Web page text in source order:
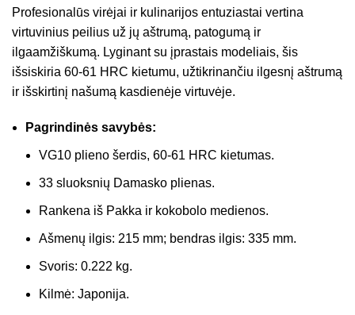
Profesionalūs virėjai ir kulinarijos entuziastai vertina
virtuvinius peilius už jų aštrumą, patogumą ir
ilgaamžiškumą. Lyginant su įprastais modeliais, šis
išsiskiria 60-61 HRC kietumu, užtikrinančiu ilgesnį aštrumą
ir išskirtinį našumą kasdienėje virtuvėje.
Pagrindinės savybės:
VG10 plieno šerdis, 60-61 HRC kietumas.
33 sluoksnių Damasko plienas.
Rankena iš Pakka ir kokobolo medienos.
Ašmenų ilgis: 215 mm; bendras ilgis: 335 mm.
Svoris: 0.222 kg.
Kilmė: Japonija.